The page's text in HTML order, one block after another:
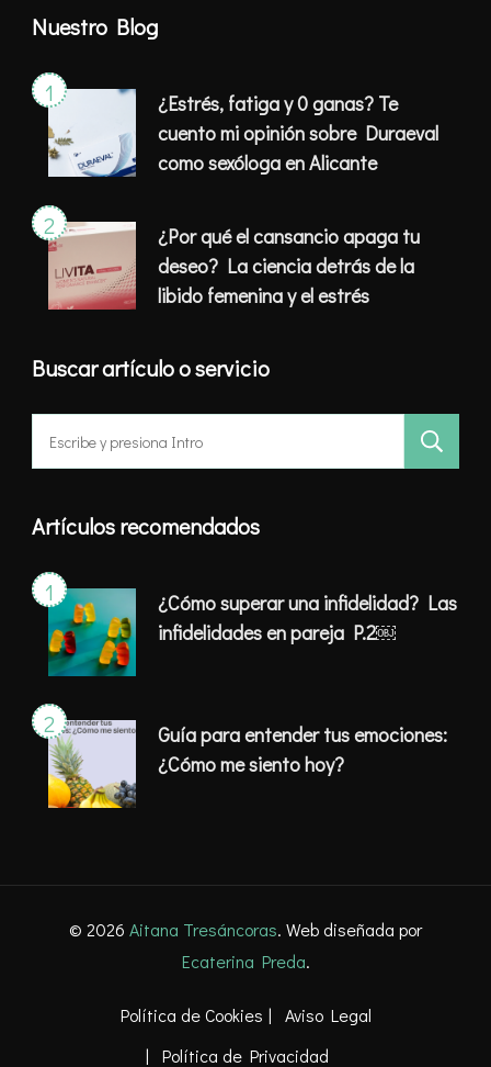
Nuestro Blog
¿Estrés, fatiga y 0 ganas? Te
cuento mi opinión sobre Duraeval
como sexóloga en Alicante
¿Por qué el cansancio apaga tu
deseo? La ciencia detrás de la
libido femenina y el estrés
Buscar artículo o servicio
Buscar:
Artículos recomendados
¿Cómo superar una infidelidad? Las
infidelidades en pareja P.2￼
Guía para entender tus emociones:
¿Cómo me siento hoy?
© 2026 Aitana Tresáncoras. Web diseñada por
Ecaterina Preda.
Política de Cookies
Aviso Legal
Política de Privacidad